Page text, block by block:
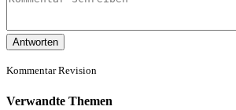
Antworten
Kommentar Revision
Verwandte Themen